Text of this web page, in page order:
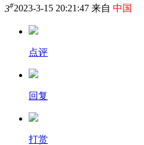
3#2023-3-15 20:21:47 来自 中国
点评
回复
打赏